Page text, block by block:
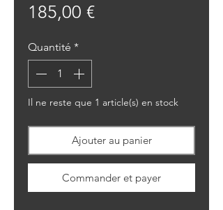
185,00 €Prix
Quantité *
Il ne reste que 1 article(s) en stock
Ajouter au panier
Commander et payer